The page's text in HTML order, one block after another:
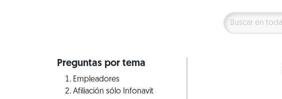
Preguntas por tema
Empleadores
Afiliación sólo Infonavit